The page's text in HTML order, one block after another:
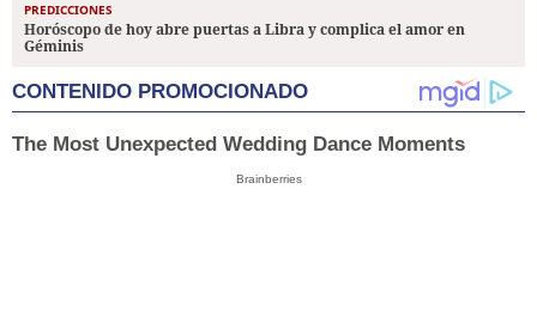
PREDICCIONES
Horóscopo de hoy abre puertas a Libra y complica el amor en
Géminis
CONTENIDO PROMOCIONADO
The Most Unexpected Wedding Dance Moments
Brainberries